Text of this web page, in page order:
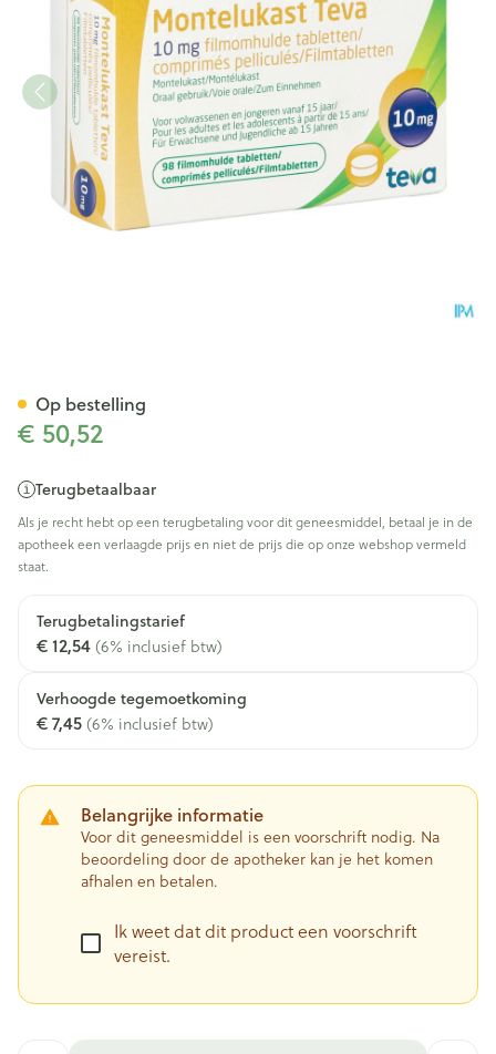
€ 50,52
Terugbetaalbaar
Als je recht hebt op een terugbetaling voor dit geneesmiddel, betaal je in de
apotheek een verlaagde prijs en niet de prijs die op onze webshop vermeld
staat.
Terugbetalingstarief
€ 12,54(6% inclusief btw)
Verhoogde tegemoetkoming
€ 7,45(6% inclusief btw)
Belangrijke informatie
Voor dit geneesmiddel is een voorschrift nodig. Na
beoordeling door de apotheker kan je het komen
afhalen en betalen.
Ik weet dat dit product een voorschrift
vereist.
Op bestelling